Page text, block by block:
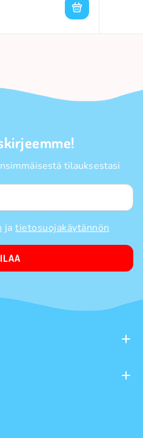
tilauksestasi
ja tietosuojakäytännön